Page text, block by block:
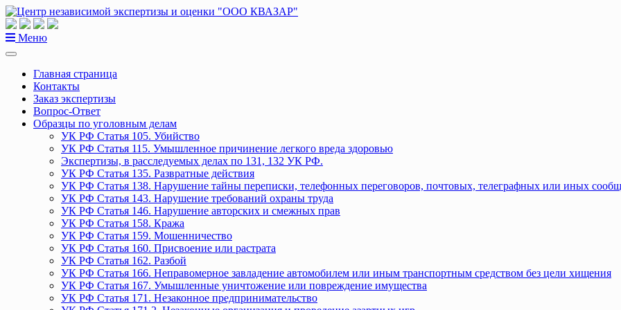
Перейти
к
содержанию
Меню
Главная страница
Контакты
Заказ экспертизы
Вопрос-Ответ
Образцы по уголовным делам
УК РФ Статья 105. Убийство
УК РФ Статья 115. Умышленное причинение легкого вреда здоровью
Экспертизы, в расследуемых делах по 131, 132 УК РФ.
УК РФ Статья 135. Развратные действия
УК РФ Статья 138. Нарушение тайны переписки, телефонных переговоров, почтовых, телеграфных или иных
УК РФ Статья 143. Нарушение требований охраны труда
УК РФ Статья 146. Нарушение авторских и смежных прав
УК РФ Статья 158. Кража
УК РФ Статья 159. Мошенничество
УК РФ Статья 160. Присвоение или растрата
УК РФ Статья 162. Разбой
УК РФ Статья 166. Неправомерное завладение автомобилем или иным транспортным средством без цели хищения
УК РФ Статья 167. Умышленные уничтожение или повреждение имущества
УК РФ Статья 171. Незаконное предпринимательство